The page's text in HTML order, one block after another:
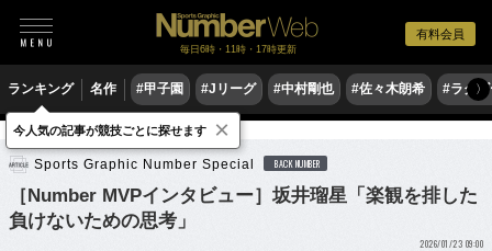
有料会員
毎日6時・11時・17時更新
ランキング 名作 #甲子園 #Jリーグ #中村剛也 #佐々木朗希 #ラグ〉
競馬
Sports Graphic Number Special BACK NUMBER
［Number MVPインタビュー］坂井瑠星「楽観を排した
負けないための思考」
2026/01/23 09:00
今人気の記事が競技ごとに探せます ×